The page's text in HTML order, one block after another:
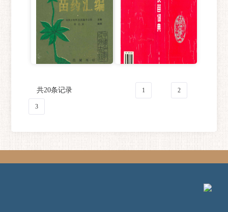
湘西苗药汇编 苗汉汉苗词典
共20条记录 1 2
3